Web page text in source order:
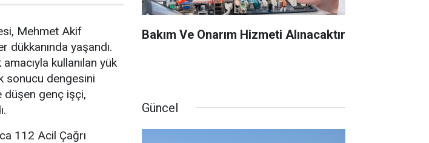
Mehmet Akif
yaşandı.
kullanılan yük
sonucu dengesini
düşen genç işçi,
112 Acil Çağrı
Bakım Ve Onarım Hizmeti Alınacaktır
Güncel